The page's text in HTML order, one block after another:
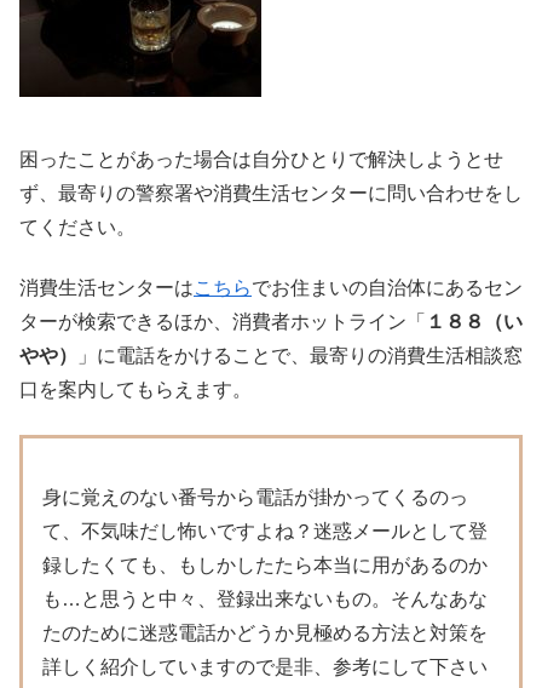
困ったことがあった場合は自分ひとりで解決しようとせ
ず、最寄りの警察署や消費生活センターに問い合わせをし
てください。
消費生活センターはこちらでお住まいの自治体にあるセン
ターが検索できるほか、消費者ホットライン「 １８８（い
やや）
」に電話をかけることで、最寄りの消費生活相談窓
口を案内してもらえます。
身に覚えのない番号から電話が掛かってくるのっ
て、不気味だし怖いですよね？迷惑メールとして登
録したくても、もしかしたたら本当に用があるのか
も…と思うと中々、登録出来ないもの。そんなあな
たのために迷惑電話かどうか見極める方法と対策を
詳しく紹介していますので是非、参考にして下さい